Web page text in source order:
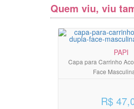
Quem viu, viu
PAPI
Capa para Carrinho
Face
R$